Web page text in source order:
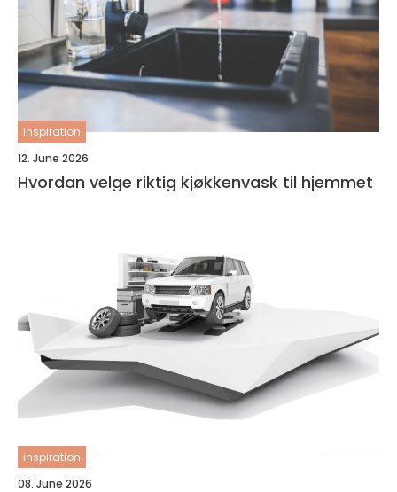
inspiration
12. June 2026
Hvordan velge riktig kjøkkenvask til hjemmet
inspiration
08. June 2026